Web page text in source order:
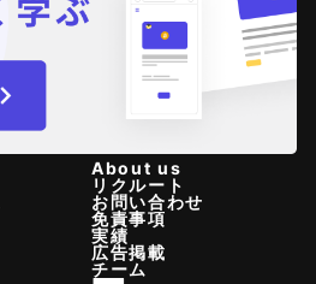
About us
リクルート
お問い合わせ
免責事項
実績
広告掲載
チーム